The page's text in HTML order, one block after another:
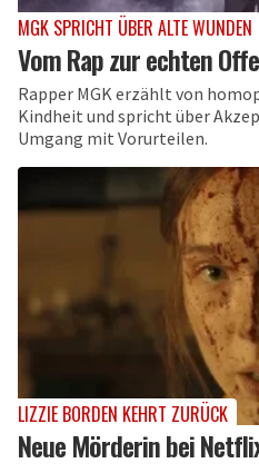
MGK SPRICHT ÜBER ALTE WUNDEN
Vom Rap zur echten
Rapper MGK erzählt von
Kindheit und spricht über
Umgang mit Vorurteilen.
LIZZIE BORDEN KEHRT ZURÜCK
Neue Mörderin bei